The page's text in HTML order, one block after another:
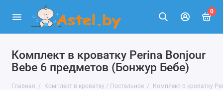
0
Комплект в кроватку Perina Bonjour
Bebe 6 предметов (Бонжур Бебе)
Главная Комплект в кроватку / Постельное Комплект в кроватку